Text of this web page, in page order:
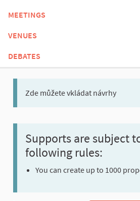
MEETINGS
VENUES
DEBATES
Zde můžete vkládat návrhy
Supports are subject
following rules:
You can create up to 1000